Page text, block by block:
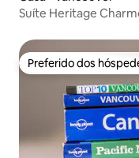
Suíte Heritage
Preferido dos
Preferido dos